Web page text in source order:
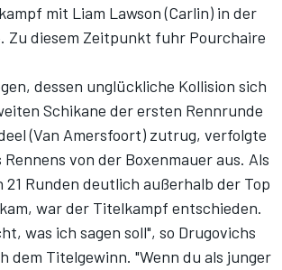
mit Liam Lawson (Carlin) in der
Zu diesem Zeitpunkt fuhr Pourchaire
dessen unglückliche Kollision sich
Schikane der ersten Rennrunde
(Van Amersfoort) zutrug, verfolgte
von der Boxenmauer aus. Als
21 Runden deutlich außerhalb der Top
war der Titelkampf entschieden.
was ich sagen soll", so Drugovichs
dem Titelgewinn. "Wenn du als junger